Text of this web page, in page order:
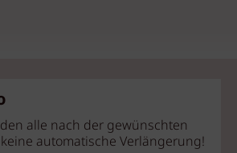
alle nach der gewünschten
automatische Verlängerung!